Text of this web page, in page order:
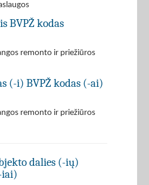
BVPŽ kodas
remonto ir priežiūros
(-i) BVPŽ kodas (-ai)
remonto ir priežiūros
dalies (-ių)